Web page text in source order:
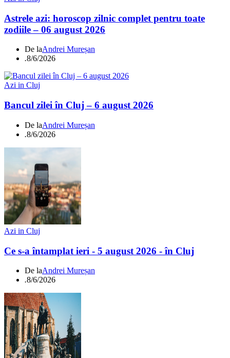
Astrele azi: horoscop zilnic complet pentru toate
zodiile – 06 august 2026
De laAndrei Mureșan
.8/6/2026
Azi in Cluj
Bancul zilei în Cluj – 6 august 2026
De laAndrei Mureșan
.8/6/2026
Azi in Cluj
Ce s-a întamplat ieri - 5 august 2026 - în Cluj
De laAndrei Mureșan
.8/6/2026